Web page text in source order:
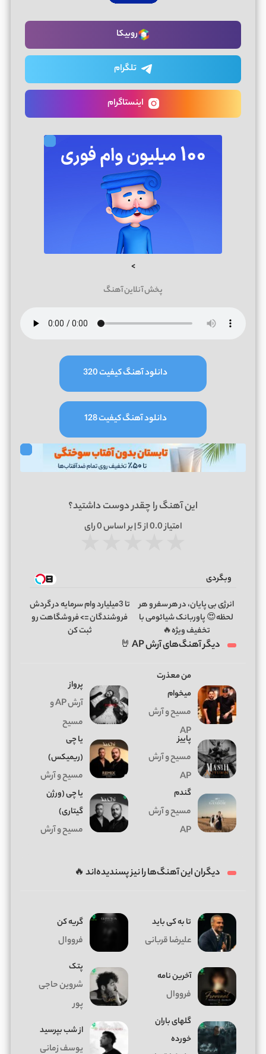
روبیکا
تلگرام
اینستاگرام
>
پخش آنلاین آهنگ
دانلود آهنگ کیفیت 320
دانلود آهنگ کیفیت 128
این آهنگ را چقدر دوست داشتید؟
امتیاز0.0از 5 | بر اساس 0رای
وبگردی
انرژی بی پایان، در هر سفر و هر
لحظه😍 پاوربانک شیائومی با
تخفیف ویژه🔥
تا 3میلیارد وام سرمایه در گردش
فروشندگان => فروشگاهت رو
ثبت کن
دیگر آهنگ‌های آرش AP 🤘
من معذرت
میخوام
مسیح و آرش
AP
پرواز
آرش AP و
مسیح
پاییز
مسیح و آرش
AP
یا چی
(ریمیکس)
مسیح و آرش
گندم
مسیح و آرش
AP
یا چی (ورژن
گیتاری)
مسیح و آرش
دیگران این آهنگ‌ها را نیز پسندیده‌اند 🔥
تا به کی باید
علیرضا قربانی
گریه کن
فرووال
آخرین نامه
فرووال
پتک
شروین حاجی
پور
گلهای باران
خورده
از شب بپرسید
یوسف زمانی